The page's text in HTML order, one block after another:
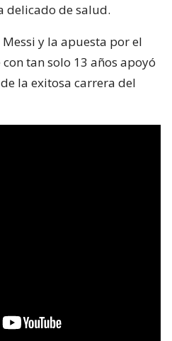
delicado de salud.
y la apuesta por el
tan solo 13 años apoyó
la exitosa carrera del